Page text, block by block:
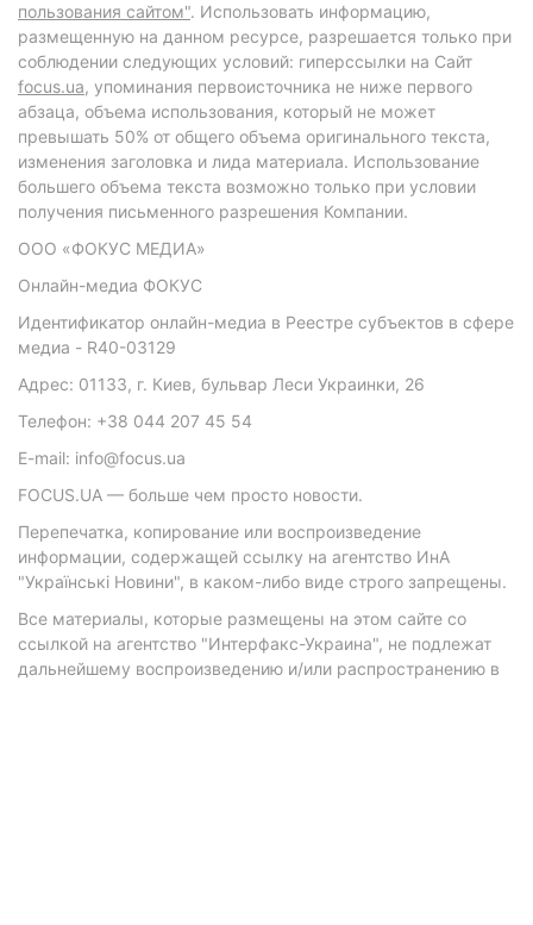
пользования сайтом". Использовать информацию,
размещенную на данном ресурсе, разрешается только при
соблюдении следующих условий: гиперссылки на Сайт
focus.ua, упоминания первоисточника не ниже первого
абзаца, объема использования, который не может
превышать 50% от общего объема оригинального текста,
изменения заголовка и лида материала. Использование
большего объема текста возможно только при условии
получения письменного разрешения Компании.
ООО «ФОКУС МЕДИА»
Онлайн-медиа ФОКУС
Идентификатор онлайн-медиа в Реестре субъектов в сфере
медиа - R40-03129
Адрес: 01133, г. Киев, бульвар Леси Украинки, 26
Телефон: +38 044 207 45 54
E-mail: info@focus.ua
FOCUS.UA — больше чем просто новости.
Перепечатка, копирование или воспроизведение
информации, содержащей ссылку на агентство ИнА
"Українські Новини", в каком-либо виде строго запрещены.
Все материалы, которые размещены на этом сайте со
ссылкой на агентство "Интерфакс-Украина", не подлежат
дальнейшему воспроизведению и/или распространению в